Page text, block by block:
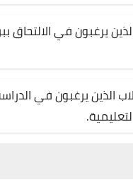
يرغبون في
الذين يرغبون في